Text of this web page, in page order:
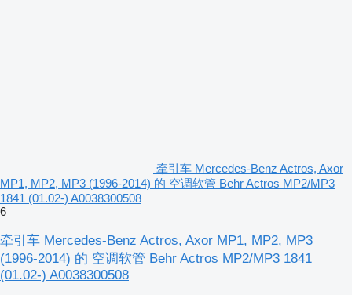
牵引车 Mercedes-Benz Actros, Axor
MP1, MP2, MP3 (1996-2014) 的 空调软管 Behr Actros MP2/MP3
1841 (01.02-) A0038300508
6
牵引车 Mercedes-Benz Actros, Axor MP1, MP2, MP3
(1996-2014) 的 空调软管 Behr Actros MP2/MP3 1841
(01.02-) A0038300508